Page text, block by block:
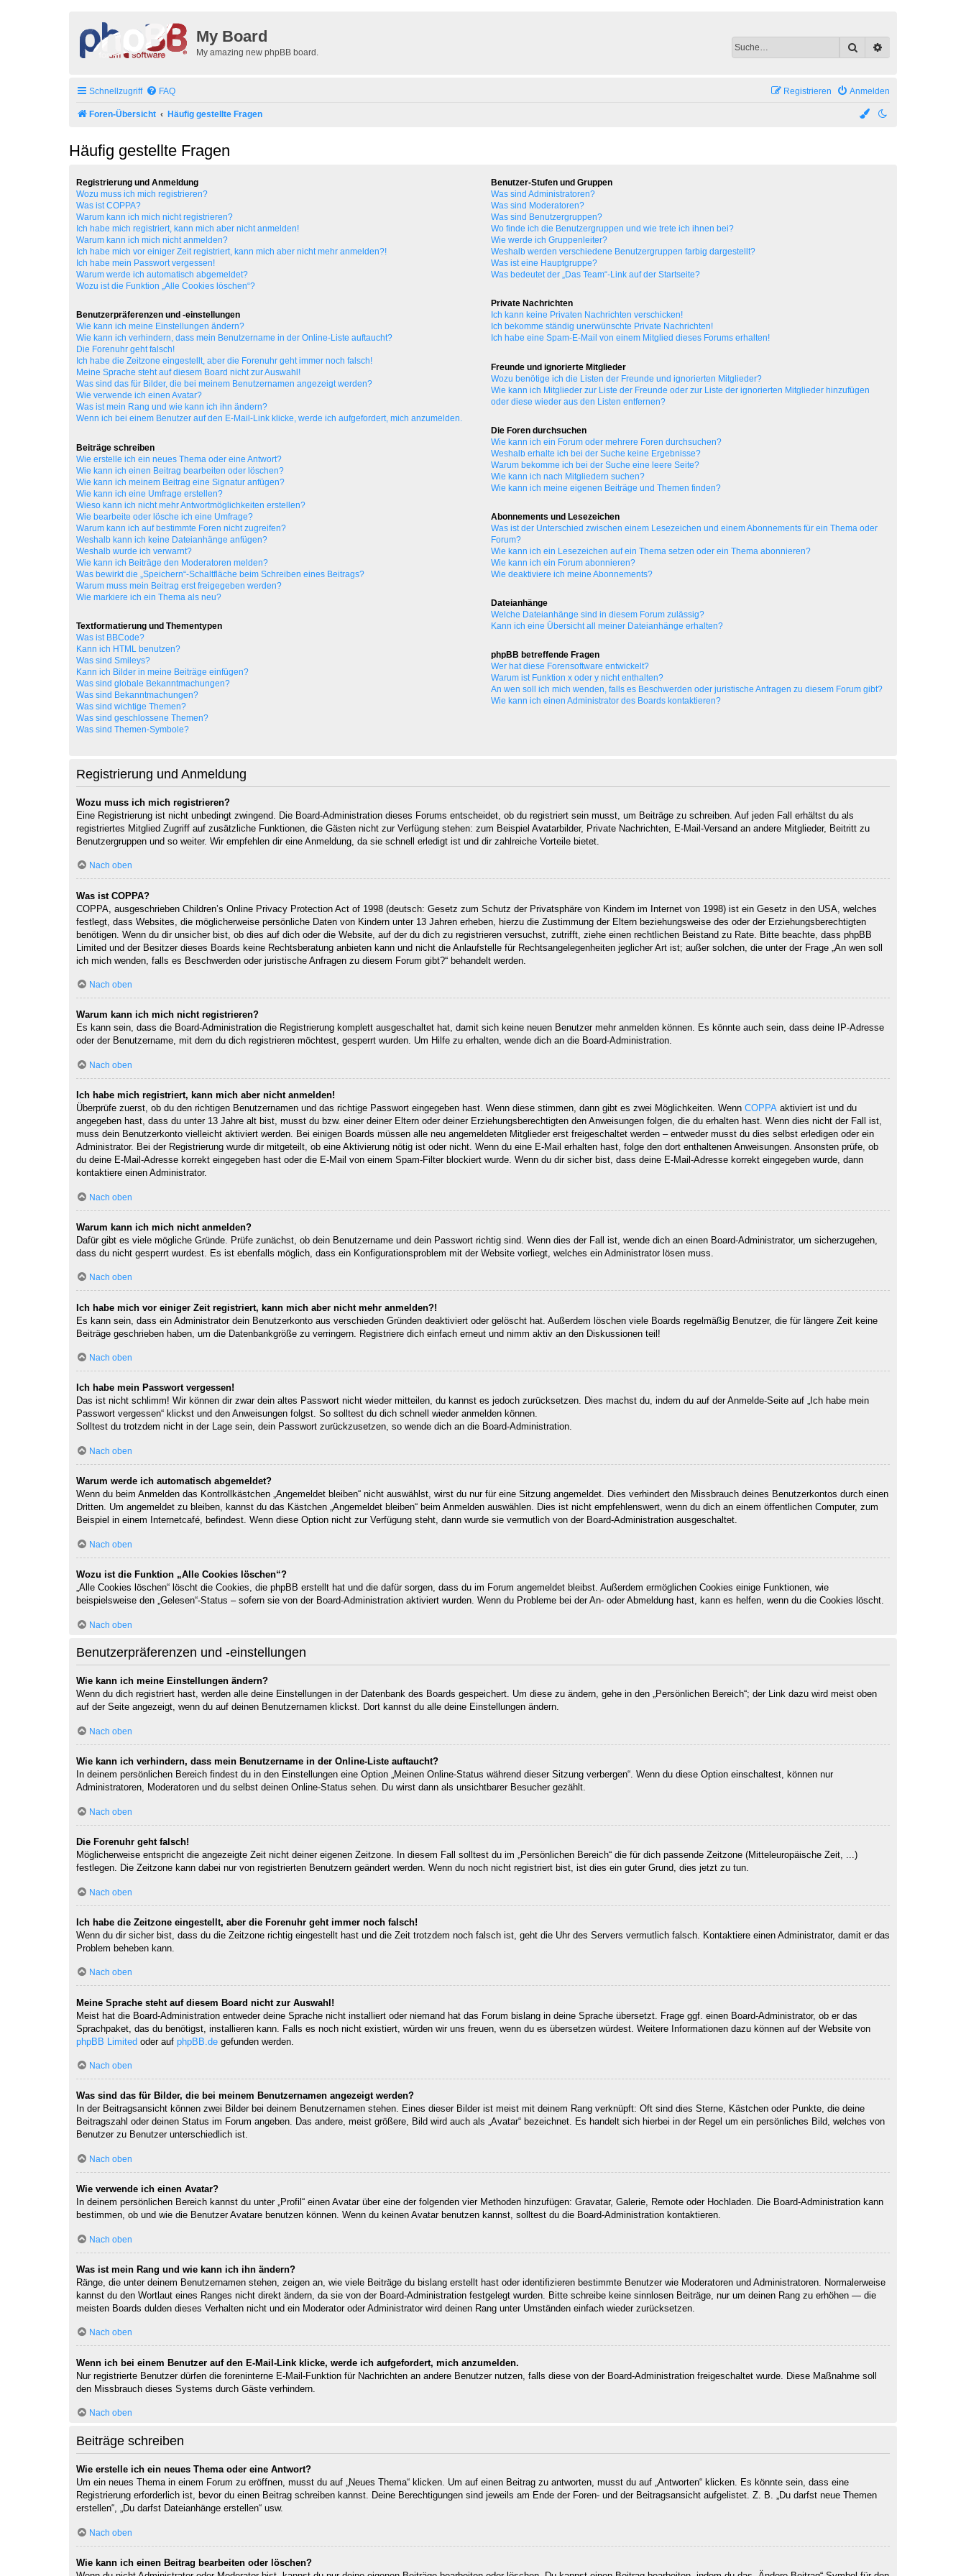
My Board
My amazing new phpBB board. Suche
Schnellzugriff FAQ Anmelden
Registrieren
Foren-Übersicht Häufig gestellte Fragen
Häufig gestellte Fragen
Registrierung und Anmeldung
Wozu muss ich mich registrieren?
Was ist COPPA?
Warum kann ich mich nicht registrieren?
Ich habe mich registriert, kann mich aber nicht anmelden!
Warum kann ich mich nicht anmelden?
Ich habe mich vor einiger Zeit registriert, kann mich aber nicht mehr anmelden?!
Ich habe mein Passwort vergessen!
Warum werde ich automatisch abgemeldet?
Wozu ist die Funktion „Alle Cookies löschen“?
Benutzerpräferenzen und -einstellungen
Wie kann ich meine Einstellungen ändern?
Wie kann ich verhindern, dass mein Benutzername in der Online-Liste auftaucht?
Die Forenuhr geht falsch!
Ich habe die Zeitzone eingestellt, aber die Forenuhr geht immer noch falsch!
Meine Sprache steht auf diesem Board nicht zur Auswahl!
Was sind das für Bilder, die bei meinem Benutzernamen angezeigt werden?
Wie verwende ich einen Avatar?
Was ist mein Rang und wie kann ich ihn ändern?
Wenn ich bei einem Benutzer auf den E-Mail-Link klicke, werde ich aufgefordert, mich anzumelden.
Beiträge schreiben
Wie erstelle ich ein neues Thema oder eine Antwort?
Wie kann ich einen Beitrag bearbeiten oder löschen?
Wie kann ich meinem Beitrag eine Signatur anfügen?
Wie kann ich eine Umfrage erstellen?
Wieso kann ich nicht mehr Antwortmöglichkeiten erstellen?
Wie bearbeite oder lösche ich eine Umfrage?
Warum kann ich auf bestimmte Foren nicht zugreifen?
Weshalb kann ich keine Dateianhänge anfügen?
Weshalb wurde ich verwarnt?
Wie kann ich Beiträge den Moderatoren melden?
Was bewirkt die „Speichern“-Schaltfläche beim Schreiben eines Beitrags?
Warum muss mein Beitrag erst freigegeben werden?
Wie markiere ich ein Thema als neu?
Textformatierung und Thementypen
Was ist BBCode?
Kann ich HTML benutzen?
Was sind Smileys?
Kann ich Bilder in meine Beiträge einfügen?
Was sind globale Bekanntmachungen?
Was sind Bekanntmachungen?
Was sind wichtige Themen?
Was sind geschlossene Themen?
Was sind Themen-Symbole?
Benutzer-Stufen und Gruppen
Was sind Administratoren?
Was sind Moderatoren?
Was sind Benutzergruppen?
Wo finde ich die Benutzergruppen und wie trete ich ihnen bei?
Wie werde ich Gruppenleiter?
Weshalb werden verschiedene Benutzergruppen farbig dargestellt?
Was ist eine Hauptgruppe?
Was bedeutet der „Das Team“-Link auf der Startseite?
Private Nachrichten
Ich kann keine Privaten Nachrichten verschicken!
Ich bekomme ständig unerwünschte Private Nachrichten!
Ich habe eine Spam-E-Mail von einem Mitglied dieses Forums erhalten!
Freunde und ignorierte Mitglieder
Wozu benötige ich die Listen der Freunde und ignorierten Mitglieder?
Wie kann ich Mitglieder zur Liste der Freunde oder zur Liste der ignorierten Mitglieder hinzufügen
oder diese wieder aus den Listen entfernen?
Die Foren durchsuchen
Wie kann ich ein Forum oder mehrere Foren durchsuchen?
Weshalb erhalte ich bei der Suche keine Ergebnisse?
Warum bekomme ich bei der Suche eine leere Seite?
Wie kann ich nach Mitgliedern suchen?
Wie kann ich meine eigenen Beiträge und Themen finden?
Abonnements und Lesezeichen
Was ist der Unterschied zwischen einem Lesezeichen und einem Abonnements für ein Thema oder
Forum?
Wie kann ich ein Lesezeichen auf ein Thema setzen oder ein Thema abonnieren?
Wie kann ich ein Forum abonnieren?
Wie deaktiviere ich meine Abonnements?
Dateianhänge
Welche Dateianhänge sind in diesem Forum zulässig?
Kann ich eine Übersicht all meiner Dateianhänge erhalten?
phpBB betreffende Fragen
Wer hat diese Forensoftware entwickelt?
Warum ist Funktion x oder y nicht enthalten?
An wen soll ich mich wenden, falls es Beschwerden oder juristische Anfragen zu diesem Forum gibt?
Wie kann ich einen Administrator des Boards kontaktieren?
Registrierung und Anmeldung
Wozu muss ich mich registrieren?
Eine Registrierung ist nicht unbedingt zwingend. Die Board-Administration dieses Forums entscheidet, ob du registriert sein musst, um Beiträge zu schreiben. Auf jeden Fall erhältst du als
registriertes Mitglied Zugriff auf zusätzliche Funktionen, die Gästen nicht zur Verfügung stehen: zum Beispiel Avatarbilder, Private Nachrichten, E-Mail-Versand an andere Mitglieder, Beitritt zu
Benutzergruppen und so weiter. Wir empfehlen dir eine Anmeldung, da sie schnell erledigt ist und dir zahlreiche Vorteile bietet.
Nach oben
Was ist COPPA?
COPPA, ausgeschrieben Children’s Online Privacy Protection Act of 1998 (deutsch: Gesetz zum Schutz der Privatsphäre von Kindern im Internet von 1998) ist ein Gesetz in den USA, welches
festlegt, dass Websites, die möglicherweise persönliche Daten von Kindern unter 13 Jahren erheben, hierzu die Zustimmung der Eltern beziehungsweise des oder der Erziehungsberechtigten
benötigen. Wenn du dir unsicher bist, ob dies auf dich oder die Website, auf der du dich zu registrieren versuchst, zutrifft, ziehe einen rechtlichen Beistand zu Rate. Bitte beachte, dass phpBB
Limited und der Besitzer dieses Boards keine Rechtsberatung anbieten kann und nicht die Anlaufstelle für Rechtsangelegenheiten jeglicher Art ist; außer solchen, die unter der Frage „An wen soll
ich mich wenden, falls es Beschwerden oder juristische Anfragen zu diesem Forum gibt?“ behandelt werden.
Nach oben
Warum kann ich mich nicht registrieren?
Es kann sein, dass die Board-Administration die Registrierung komplett ausgeschaltet hat, damit sich keine neuen Benutzer mehr anmelden können. Es könnte auch sein, dass deine IP-Adresse
oder der Benutzername, mit dem du dich registrieren möchtest, gesperrt wurden. Um Hilfe zu erhalten, wende dich an die Board-Administration.
Nach oben
Ich habe mich registriert, kann mich aber nicht anmelden!
Überprüfe zuerst, ob du den richtigen Benutzernamen und das richtige Passwort eingegeben hast. Wenn diese stimmen, dann gibt es zwei Möglichkeiten. Wenn COPPA aktiviert ist und du
angegeben hast, dass du unter 13 Jahre alt bist, musst du bzw. einer deiner Eltern oder deiner Erziehungsberechtigten den Anweisungen folgen, die du erhalten hast. Wenn dies nicht der Fall ist,
muss dein Benutzerkonto vielleicht aktiviert werden. Bei einigen Boards müssen alle neu angemeldeten Mitglieder erst freigeschaltet werden – entweder musst du dies selbst erledigen oder ein
Administrator. Bei der Registrierung wurde dir mitgeteilt, ob eine Aktivierung nötig ist oder nicht. Wenn du eine E-Mail erhalten hast, folge den dort enthaltenen Anweisungen. Ansonsten prüfe, ob
du deine E-Mail-Adresse korrekt eingegeben hast oder die E-Mail von einem Spam-Filter blockiert wurde. Wenn du dir sicher bist, dass deine E-Mail-Adresse korrekt eingegeben wurde, dann
kontaktiere einen Administrator.
Nach oben
Warum kann ich mich nicht anmelden?
Dafür gibt es viele mögliche Gründe. Prüfe zunächst, ob dein Benutzername und dein Passwort richtig sind. Wenn dies der Fall ist, wende dich an einen Board-Administrator, um sicherzugehen,
dass du nicht gesperrt wurdest. Es ist ebenfalls möglich, dass ein Konfigurationsproblem mit der Website vorliegt, welches ein Administrator lösen muss.
Nach oben
Ich habe mich vor einiger Zeit registriert, kann mich aber nicht mehr anmelden?!
Es kann sein, dass ein Administrator dein Benutzerkonto aus verschieden Gründen deaktiviert oder gelöscht hat. Außerdem löschen viele Boards regelmäßig Benutzer, die für längere Zeit keine
Beiträge geschrieben haben, um die Datenbankgröße zu verringern. Registriere dich einfach erneut und nimm aktiv an den Diskussionen teil!
Nach oben
Ich habe mein Passwort vergessen!
Das ist nicht schlimm! Wir können dir zwar dein altes Passwort nicht wieder mitteilen, du kannst es jedoch zurücksetzen. Dies machst du, indem du auf der Anmelde-Seite auf „Ich habe mein
Passwort vergessen“ klickst und den Anweisungen folgst. So solltest du dich schnell wieder anmelden können.
Solltest du trotzdem nicht in der Lage sein, dein Passwort zurückzusetzen, so wende dich an die Board-Administration.
Nach oben
Warum werde ich automatisch abgemeldet?
Wenn du beim Anmelden das Kontrollkästchen „Angemeldet bleiben“ nicht auswählst, wirst du nur für eine Sitzung angemeldet. Dies verhindert den Missbrauch deines Benutzerkontos durch einen
Dritten. Um angemeldet zu bleiben, kannst du das Kästchen „Angemeldet bleiben“ beim Anmelden auswählen. Dies ist nicht empfehlenswert, wenn du dich an einem öffentlichen Computer, zum
Beispiel in einem Internetcafé, befindest. Wenn diese Option nicht zur Verfügung steht, dann wurde sie vermutlich von der Board-Administration ausgeschaltet.
Nach oben
Wozu ist die Funktion „Alle Cookies löschen“?
„Alle Cookies löschen“ löscht die Cookies, die phpBB erstellt hat und die dafür sorgen, dass du im Forum angemeldet bleibst. Außerdem ermöglichen Cookies einige Funktionen, wie
beispielsweise den „Gelesen“-Status – sofern sie von der Board-Administration aktiviert wurden. Wenn du Probleme bei der An- oder Abmeldung hast, kann es helfen, wenn du die Cookies löscht.
Nach oben
Benutzerpräferenzen und -einstellungen
Wie kann ich meine Einstellungen ändern?
Wenn du dich registriert hast, werden alle deine Einstellungen in der Datenbank des Boards gespeichert. Um diese zu ändern, gehe in den „Persönlichen Bereich“; der Link dazu wird meist oben
auf der Seite angezeigt, wenn du auf deinen Benutzernamen klickst. Dort kannst du alle deine Einstellungen ändern.
Nach oben
Wie kann ich verhindern, dass mein Benutzername in der Online-Liste auftaucht?
In deinem persönlichen Bereich findest du in den Einstellungen eine Option „Meinen Online-Status während dieser Sitzung verbergen“. Wenn du diese Option einschaltest, können nur
Administratoren, Moderatoren und du selbst deinen Online-Status sehen. Du wirst dann als unsichtbarer Besucher gezählt.
Nach oben
Die Forenuhr geht falsch!
Möglicherweise entspricht die angezeigte Zeit nicht deiner eigenen Zeitzone. In diesem Fall solltest du im „Persönlichen Bereich“ die für dich passende Zeitzone (Mitteleuropäische Zeit, ...)
festlegen. Die Zeitzone kann dabei nur von registrierten Benutzern geändert werden. Wenn du noch nicht registriert bist, ist dies ein guter Grund, dies jetzt zu tun.
Nach oben
Ich habe die Zeitzone eingestellt, aber die Forenuhr geht immer noch falsch!
Wenn du dir sicher bist, dass du die Zeitzone richtig eingestellt hast und die Zeit trotzdem noch falsch ist, geht die Uhr des Servers vermutlich falsch. Kontaktiere einen Administrator, damit er das
Problem beheben kann.
Nach oben
Meine Sprache steht auf diesem Board nicht zur Auswahl!
Meist hat die Board-Administration entweder deine Sprache nicht installiert oder niemand hat das Forum bislang in deine Sprache übersetzt. Frage ggf. einen Board-Administrator, ob er das
Sprachpaket, das du benötigst, installieren kann. Falls es noch nicht existiert, würden wir uns freuen, wenn du es übersetzen würdest. Weitere Informationen dazu können auf der Website von
phpBB Limited oder auf phpBB.de gefunden werden.
Nach oben
Was sind das für Bilder, die bei meinem Benutzernamen angezeigt werden?
In der Beitragsansicht können zwei Bilder bei deinem Benutzernamen stehen. Eines dieser Bilder ist meist mit deinem Rang verknüpft: Oft sind dies Sterne, Kästchen oder Punkte, die deine
Beitragszahl oder deinen Status im Forum angeben. Das andere, meist größere, Bild wird auch als „Avatar“ bezeichnet. Es handelt sich hierbei in der Regel um ein persönliches Bild, welches von
Benutzer zu Benutzer unterschiedlich ist.
Nach oben
Wie verwende ich einen Avatar?
In deinem persönlichen Bereich kannst du unter „Profil“ einen Avatar über eine der folgenden vier Methoden hinzufügen: Gravatar, Galerie, Remote oder Hochladen. Die Board-Administration kann
bestimmen, ob und wie die Benutzer Avatare benutzen können. Wenn du keinen Avatar benutzen kannst, solltest du die Board-Administration kontaktieren.
Nach oben
Was ist mein Rang und wie kann ich ihn ändern?
Ränge, die unter deinem Benutzernamen stehen, zeigen an, wie viele Beiträge du bislang erstellt hast oder identifizieren bestimmte Benutzer wie Moderatoren und Administratoren. Normalerweise
kannst du den Wortlaut eines Ranges nicht direkt ändern, da sie von der Board-Administration festgelegt wurden. Bitte schreibe keine sinnlosen Beiträge, nur um deinen Rang zu erhöhen — die
meisten Boards dulden dieses Verhalten nicht und ein Moderator oder Administrator wird deinen Rang unter Umständen einfach wieder zurücksetzen.
Nach oben
Wenn ich bei einem Benutzer auf den E-Mail-Link klicke, werde ich aufgefordert, mich anzumelden.
Nur registrierte Benutzer dürfen die foreninterne E-Mail-Funktion für Nachrichten an andere Benutzer nutzen, falls diese von der Board-Administration freigeschaltet wurde. Diese Maßnahme soll
den Missbrauch dieses Systems durch Gäste verhindern.
Nach oben
Beiträge schreiben
Wie erstelle ich ein neues Thema oder eine Antwort?
Um ein neues Thema in einem Forum zu eröffnen, musst du auf „Neues Thema“ klicken. Um auf einen Beitrag zu antworten, musst du auf „Antworten“ klicken. Es könnte sein, dass eine
Registrierung erforderlich ist, bevor du einen Beitrag schreiben kannst. Deine Berechtigungen sind jeweils am Ende der Foren- und der Beitragsansicht aufgelistet. Z. B. „Du darfst neue Themen
erstellen“, „Du darfst Dateianhänge erstellen“ usw.
Nach oben
Wie kann ich einen Beitrag bearbeiten oder löschen?